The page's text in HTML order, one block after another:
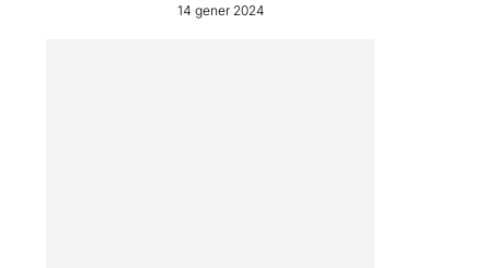
14 gener 2024